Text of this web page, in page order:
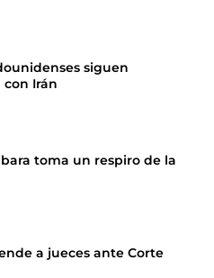
siguen
Irán
toma un respiro de la
a jueces ante Corte